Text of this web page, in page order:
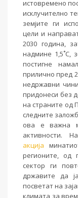
истовремено
исклучително
земјите ги
цели и
2030 година,
надмине 1,5˚C,
постигне
прилично пред
недржавни
придонеси без
на страните од
следните
ова е важна
активности.
акција
регионите, од
сектор ги
државите да
посветат на
климата за